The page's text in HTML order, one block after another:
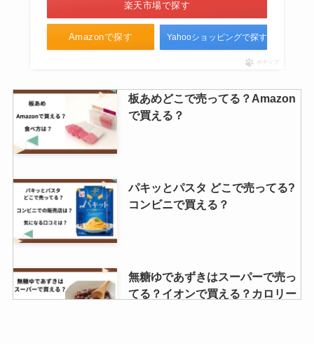
Amazonで探す
楽天市場で探す
Yahooショッピングで探す
ポチップ
板あめどこで売ってる？Amazon
で買える？
パキッとパスタ どこで売ってる?
コンビニで買える？
無糖ゆであずきはスーパーで売っ
てる？イオンで買える？カロリー